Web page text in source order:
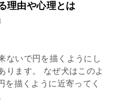
理由や心理とは
ないで円を描くようにし
ります。 なぜ犬はこのよ
を描くように近寄ってく